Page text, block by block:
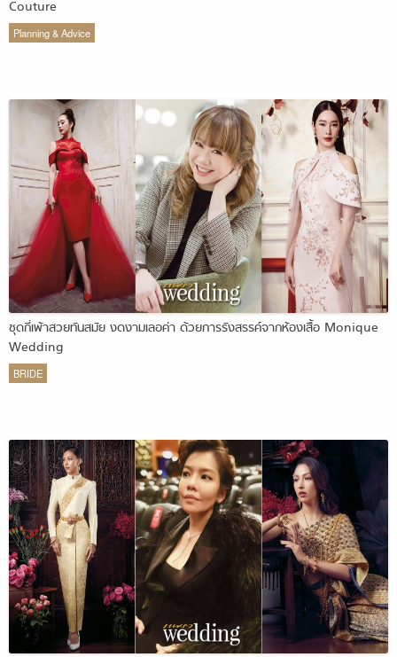
Couture
Planning & Advice
ชุดกี่เพ้าสวยทันสมัย งดงามเลอค่า ด้วยการรังสรรค์จากห้องเสื้อ Monique
Wedding
BRIDE